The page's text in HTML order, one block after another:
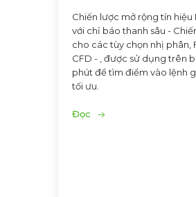
Chiến lược mở rộng tín hiệu
với chỉ báo thanh sâu -
cho các tùy chọn nhị phân,
CFD - , được sử dụng trên
phút để tìm điểm vào lệnh
tối ưu.
Đọc